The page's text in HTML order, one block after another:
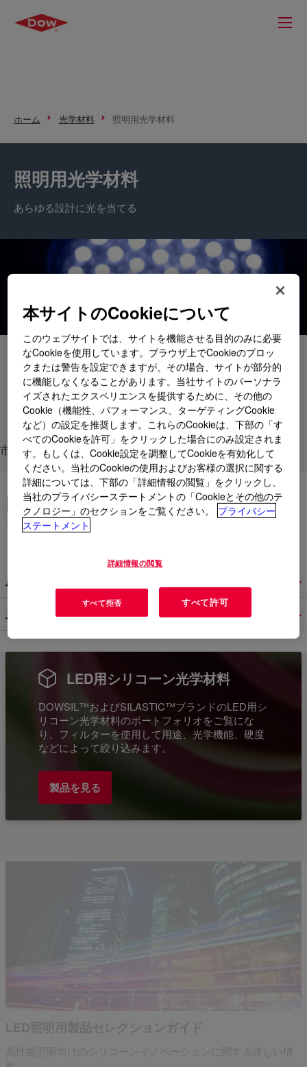
ホーム 光学材料 照明用光学材料
照明用光学材料
あらゆる設計に光を当てる
用途
製品
各種サポート
市場
LED照明を向上させるシリコ
ーンベースの技術
成形可能な光学シリコーン
二次光学用封止材およびコーティング
LED用シリコーン光学材料
DOWSIL™およびSILASTIC™ブランドのLED用シ
リコーン光学材料のポートフォリオをご覧にな
り、フィルターを使用して用途、光学機能、硬度
などによって絞り込みます。
製品を見る
本サイトのCookieについて
このウェブサイトでは、サイトを機能させる目的のみに必要
なCookieを使用しています。ブラウザ上でCookieのブロッ
クまたは警告を設定できますが、その場合、サイトが部分的
に機能しなくなることがあります。当社サイトのパーソナラ
イズされたエクスペリエンスを提供するために、その他の
Cookie（機能性、パフォーマンス、ターゲティングCookie
など）の設定を推奨します。これらのCookieは、下部の「す
べてのCookieを許可」をクリックした場合にのみ設定されま
す。もしくは、Cookie設定を調整してCookieを有効化して
ください。当社のCookieの使用およびお客様の選択に関する
詳細については、下部の「詳細情報の閲覧」をクリックし、
当社のプライバシーステートメントの「Cookieとその他のテ
クノロジー」のセクションをご覧ください。
プライバシー
ステートメント
詳細情報の閲覧
すべて拒否 すべて許可